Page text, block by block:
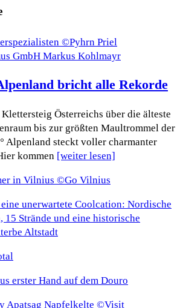
bricht alle Rekorde
Österreichs über die älteste
bis zur größten Maultrommel der
Alpenland steckt voller charmanter
kommen [weiter lesen]
unerwartete Coolcation: Nordische
15 Strände und eine historische
Altstadt
erster Hand auf dem Douro